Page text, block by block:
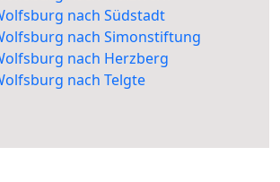
nach Südstadt
nach Simonstiftung
nach Herzberg
nach Telgte